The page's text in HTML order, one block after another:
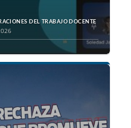
DEL TRABAJO DOCENTE